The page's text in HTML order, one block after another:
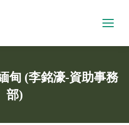
甸 (李銘濠-資助事務
部)